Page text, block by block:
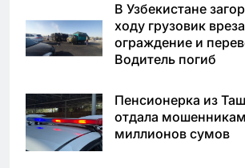
В Узбекистане
ходу грузовик
ограждение и
Водитель погиб
Пенсионерка из
отдала
миллионов сумов